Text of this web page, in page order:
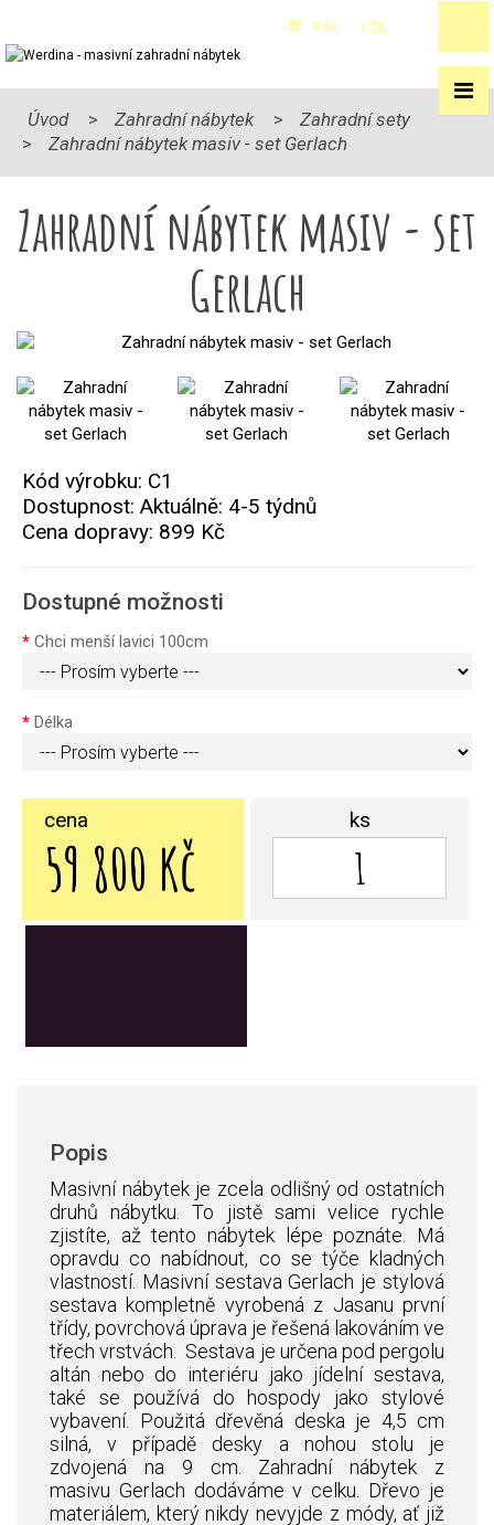
0 KČ CZK
Úvod Zahradní nábytek
Zahradní sety
Zahradní nábytek masiv - set Gerlach
Zahradní nábytek masiv - set
Gerlach
Kód výrobku: C1
Dostupnost: Aktuálně: 4-5 týdnů
Cena dopravy: 899 Kč
Dostupné možnosti
Chci menší lavici 100cm
Délka
cena
59 800 Kč
ks
Popis
Masivní nábytek je zcela odlišný od ostatních
druhů nábytku. To jistě sami velice rychle
zjistíte, až tento nábytek lépe poznáte. Má
opravdu co nabídnout, co se týče kladných
vlastností. Masivní sestava Gerlach je stylová
sestava kompletně vyrobená z Jasanu první
třídy, povrchová úprava je řešená lakováním ve
třech vrstvách. Sestava je určena pod pergolu
altán nebo do interiéru jako jídelní sestava,
také se používá do hospody jako stylové
vybavení. Použitá dřevěná deska je 4,5 cm
silná, v případě desky a nohou stolu je
zdvojená na 9 cm. Zahradní nábytek z
masivu Gerlach dodáváme v celku. Dřevo je
materiálem, který nikdy nevyjde z módy, ať již